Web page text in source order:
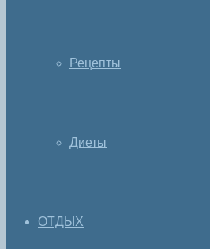
Рецепты
Диеты
ОТДЫХ